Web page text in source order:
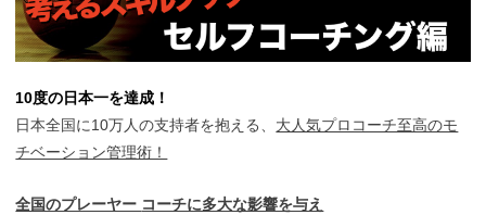
10度の日本一を達成！
日本全国に10万人の支持者を抱える、 大人気プロコーチ至高のモ
チベーション管理術！
全国のプレーヤー コーチに多大な影響を与え